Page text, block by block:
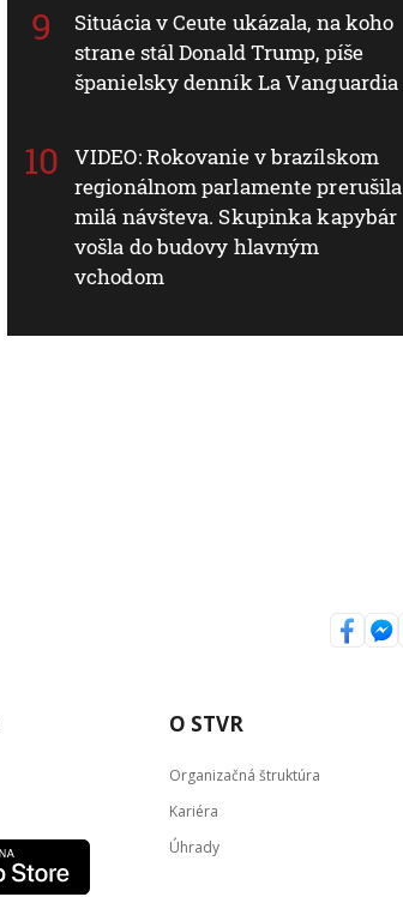
Situácia v Ceute ukázala, na koho
strane stál Donald Trump, píše
španielsky denník La Vanguardia
VIDEO: Rokovanie v brazílskom
regionálnom parlamente prerušila
milá návšteva. Skupinka kapybár
vošla do budovy hlavným
vchodom
O STVR
Organizačná štruktúra
Kariéra
Úhrady